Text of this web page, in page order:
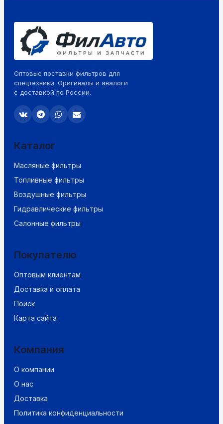
Оптовые поставки фильтров для
спецтехники. Оригиналы и аналоги
с доставкой по России.
Каталог
Масляные фильтры
Топливные фильтры
Воздушные фильтры
Гидравлические фильтры
Салонные фильтры
Покупателю
Оптовым клиентам
Доставка и оплата
Поиск
Карта сайта
Компания
О компании
О нас
Доставка
Политика конфиденциальности